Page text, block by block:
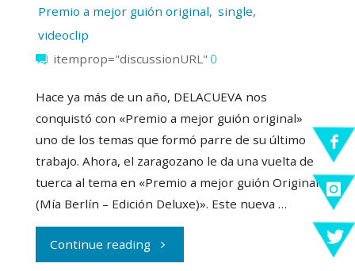
Alma"
Premio a mejor guión original, single,
videoclip
itemprop="discussionURL" 0
Hace ya más de un año, DELACUEVA nos
conquistó con «Premio a mejor guión original»
uno de los temas que formó parre de su último
trabajo. Ahora, el zaragozano le da una vuelta de
tuerca al tema en «Premio a mejor guión Original
(Mía Berlín – Edición Deluxe)». Este nueva …
Continue reading"DELACUEVA